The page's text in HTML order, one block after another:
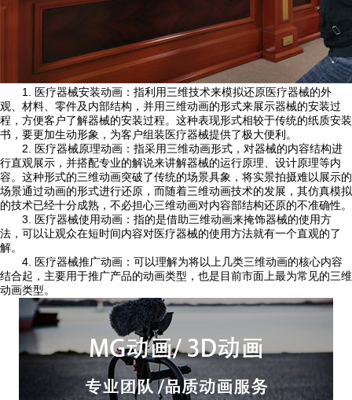
1. 医疗器械安装动画：指利用三维技术来模拟还原医疗器械的外
观、材料、零件及内部结构，并用三维动画的形式来展示器械的安装过
程，方便客户了解器械的安装过程。这种表现形式相较于传统的纸质安装
书，要更加生动形象，为客户组装医疗器械提供了极大便利。
2. 医疗器械原理动画：指采用三维动画形式，对器械的内容结构进
行直观展示，并搭配专业的解说来讲解器械的运行原理、设计原理等内
容。这种形式的三维动画突破了传统的场景具象，将实景拍摄难以展示的
场景通过动画的形式进行还原，而随着三维动画技术的发展，其仿真模拟
的技术已经十分成熟，不必担心三维动画对内容部结构还原的不准确性。
3. 医疗器械使用动画：指的是借助三维动画来掩饰器械的使用方
法，可以让观众在短时间内容对医疗器械的使用方法就有一个直观的了
解。
4. 医疗器械推广动画：可以理解为将以上几类三维动画的核心内容
结合起，主要用于推广产品的动画类型，也是目前市面上最为常见的三维
动画类型。